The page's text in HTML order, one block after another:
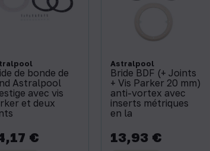
de bonde de
Astralpool
avec vis
et deux
€
Astralpool
Bride BDF (+ Joints
+ Vis Parker 20 mm)
anti-vortex avec
inserts métriques
en la
Prix
13,93 €